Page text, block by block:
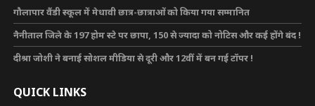
गौलापार वैंडी स्कूल में मेधावी छात्र-छात्राओं को किया गया सम्मानित
नैनीताल जिले के 197 होम स्टे पर छापा, 150 से ज्यादा को नोटिस और कई होंगे बंद !
दीश्रा जोशी ने बनाई सोशल मीडिया से दूरी और 12वीं में बन गई टॉपर !
QUICK LINKS